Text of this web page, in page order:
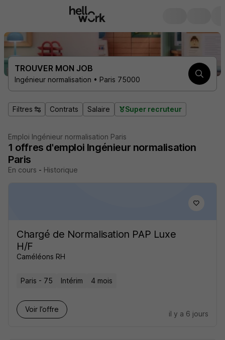
TROUVER MON JOB
Ingénieur normalisation • Paris 75000
Filtres Contrats Salaire Super recruteur
Emploi Ingénieur normalisation Paris
1 offres d'emploi Ingénieur normalisation
Paris
En cours - Historique
Chargé de Normalisation PAP Luxe
H/F
Caméléons RH
Paris - 75 Intérim 4 mois
Voir l’offre
il y a 6 jours